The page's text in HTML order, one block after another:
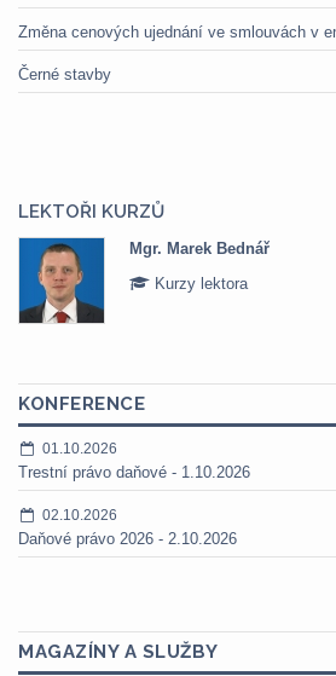
Změna cenových ujednání ve smlouvách v
Černé stavby
LEKTOŘI KURZŮ
Mgr. Marek Bednář
Kurzy lektora
KONFERENCE
01.10.2026
Trestní právo daňové - 1.10.2026
02.10.2026
Daňové právo 2026 - 2.10.2026
MAGAZÍNY A SLUŽBY